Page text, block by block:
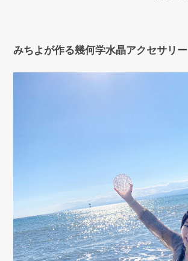
みちよが作る幾何学水晶アクセサリー